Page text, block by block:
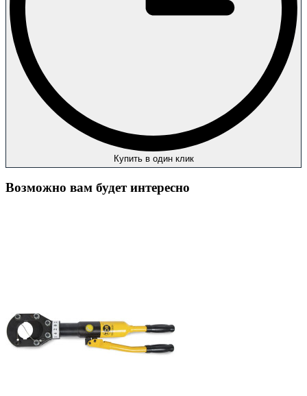
Купить в один клик
Возможно вам будет интересно